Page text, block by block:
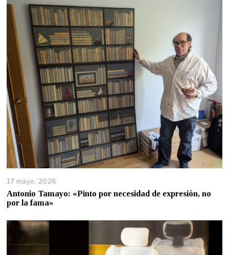
17 mayo, 2026
Antonio Tamayo: «Pinto por necesidad de expresión, no
por la fama»